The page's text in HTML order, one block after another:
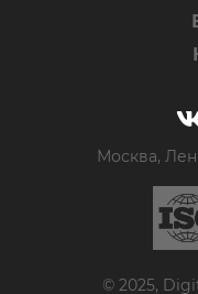
Москва,
© 2025,